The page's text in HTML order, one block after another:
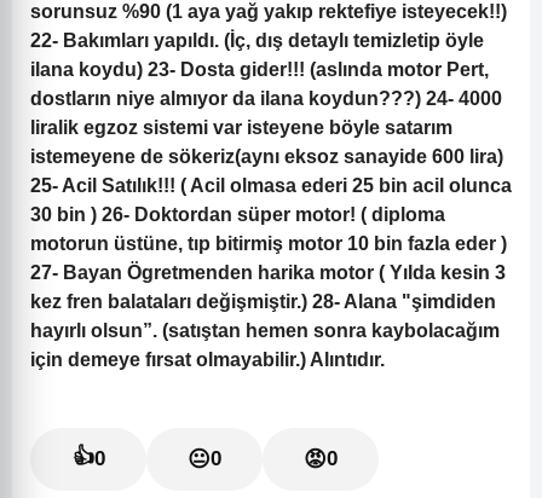
sorunsuz %90 (1 aya yağ yakıp rektefiye isteyecek!!)
22- Bakımları yapıldı. (İç, dış detaylı temizletip öyle
ilana koydu) 23- Dosta gider!!! (aslında motor Pert,
dostların niye almıyor da ilana koydun???) 24- 4000
liralik egzoz sistemi var isteyene böyle satarım
istemeyene de sökeriz(aynı eksoz sanayide 600 lira)
25- Acil Satılık!!! ( Acil olmasa ederi 25 bin acil olunca
30 bin ) 26- Doktordan süper motor! ( diploma
motorun üstüne, tıp bitirmiş motor 10 bin fazla eder )
27- Bayan Ögretmenden harika motor ( Yılda kesin 3
kez fren balataları değişmiştir.) 28- Alana "şimdiden
hayırlı olsun”. (satıştan hemen sonra kaybolacağım
için demeye fırsat olmayabilir.) Alıntıdır.
👍0 😐0 😡0